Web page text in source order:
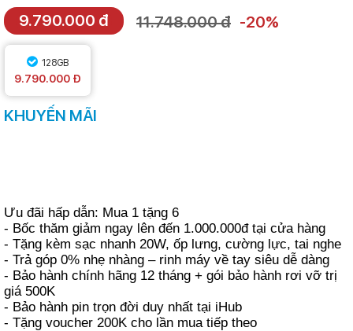
9.790.000 đ 11.748.000 đ -20%
128GB
9.790.000 Đ
KHUYẾN MÃI
Ưu đãi hấp dẫn: Mua 1 tặng 6
- Bốc thăm giảm ngay lên đến 1.000.000đ tại cửa hàng
- Tặng kèm sạc nhanh 20W, ốp lưng, cường lực, tai nghe
- Trả góp 0% nhẹ nhàng – rinh máy về tay siêu dễ dàng
- Bảo hành chính hãng 12 tháng + gói bảo hành rơi vỡ trị
giá 500K
- Bảo hành pin trọn đời duy nhất tại iHub
- Tặng voucher 200K cho lần mua tiếp theo